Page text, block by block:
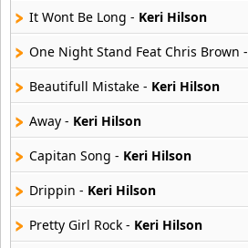
B J Thomas
18 músicas online
Bellakath
27 músicas online
Benson Boone
16 músicas online
Beret
50 músicas online
It Wont Be Long - Keri Hilson
One Night Stand Feat Chris Brown -
Beautifull Mistake - Keri Hilson
Away - Keri Hilson
Capitan Song - Keri Hilson
Drippin - Keri Hilson
Pretty Girl Rock - Keri Hilson